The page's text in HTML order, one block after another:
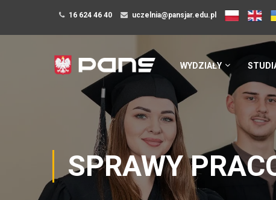
16 624 46 40 uczelnia@pansjar.edu.pl
WYDZIAŁY
SPRAWY